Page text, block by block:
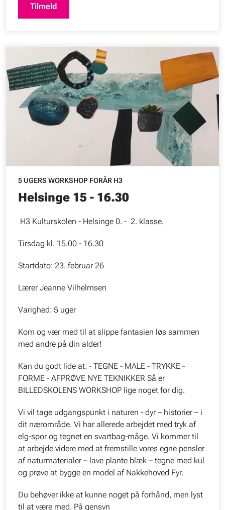
Tilmeld
5 UGERS WORKSHOP FORÅR H3
Helsinge 15 - 16.30
H3 Kulturskolen - Helsinge 0. - 2. klasse.
Tirsdag kl. 15.00 - 16.30
Startdato: 23. februar 26
Lærer Jeanne Vilhelmsen
Varighed: 5 uger
Kom og vær med til at slippe fantasien løs sammen
med andre på din alder!
Kan du godt lide at: - TEGNE - MALE - TRYKKE -
FORME - AFPRØVE NYE TEKNIKKER Så er
BILLEDSKOLENS WORKSHOP lige noget for dig.
Vi vil tage udgangspunkt i naturen - dyr – historier – i
dit nærområde. Vi har allerede arbejdet med tryk af
elg-spor og tegnet en svartbag-måge. Vi kommer til
at arbejde videre med at fremstille vores egne pensler
af naturmaterialer – lave plante blæk – tegne med kul
og prøve at bygge en model af Nakkehoved Fyr.
Du behøver ikke at kunne noget på forhånd, men lyst
til at være med. På gensyn